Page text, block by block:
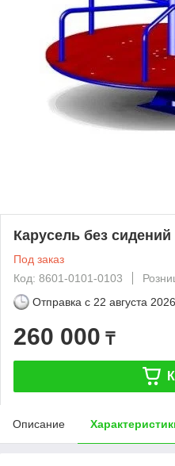
Карусель без
Под заказ
Код: 8601-0101-0103
Отправка с 22 августа 2026
260 000 ₸
Описание